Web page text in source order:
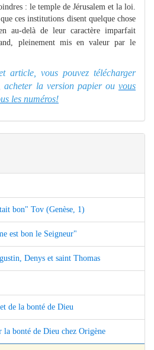
: le temple de Jérusalem et la loi.
ces institutions disent quelque chose
au-delà de leur caractère imparfait
pleinement mis en valeur par le
article, vous pouvez télécharger
acheter la version papier ou vous
les numéros!
bon" Tov (Genèse, 1)
est bon le Seigneur"
Denys et saint Thomas
de la bonté de Dieu
bonté de Dieu chez Origène